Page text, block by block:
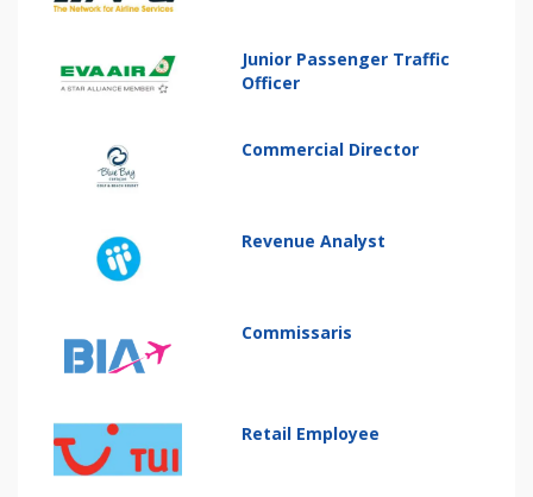
Junior Passenger Traffic
Officer
Commercial Director
Revenue Analyst
Commissaris
Retail Employee